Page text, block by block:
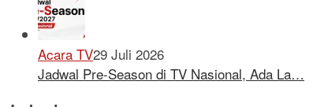
Acara TV29 Juli 2026
Jadwal Pre-Season di TV Nasional, Ada La…